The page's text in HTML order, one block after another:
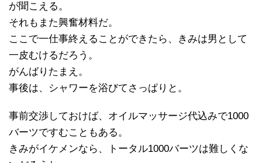
が聞こえる。
それもまた興奮材料だ。
ここで一仕事終えることができたら、きみは男として
一皮むけるだろう。
がんばりたまえ。
事後は、シャワーを浴びてさっぱりと。
事前交渉しておけば、オイルマッサージ代込みで1000
バーツですむこともある。
きみがイケメンなら、トータル1000バーツは難しくな